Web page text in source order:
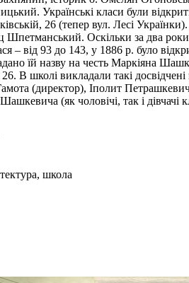
Українські класи були
26 (тепер вул. Лесі
Оскільки за два роки
– від 93 до 143, у 1886 р. було
їй назву на честь Маркіяна
26. В школі викладали такі
(директор), Іполит
(як чоловічі, так і
школа